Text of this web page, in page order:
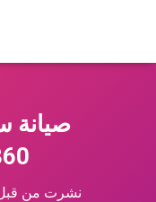
صيانة
نشرت من